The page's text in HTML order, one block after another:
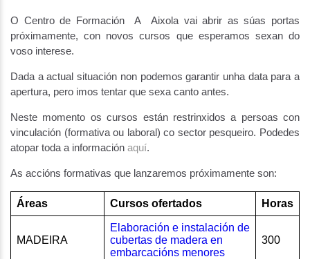
O Centro de Formación A Aixola vai abrir as súas portas
próximamente, con novos cursos que esperamos sexan do
voso interese.
Dada a actual situación non podemos garantir unha data para a
apertura, pero imos tentar que sexa canto antes.
Neste momento os cursos están restrinxidos a persoas con
vinculación (formativa ou laboral) co sector pesqueiro. Podedes
atopar toda a información aquí.
As accións formativas que lanzaremos próximamente son:
Áreas Cursos ofertados Horas
MADEIRA
Elaboración e instalación de
cubertas de madera en
embarcacións menores
300